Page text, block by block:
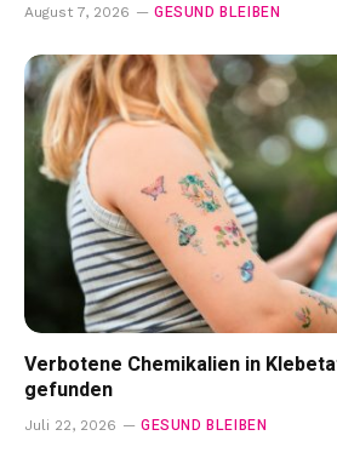
August 7, 2026 GESUND BLEIBEN
Verbotene Chemikalien in
gefunden
Juli 22, 2026 GESUND BLEIBEN